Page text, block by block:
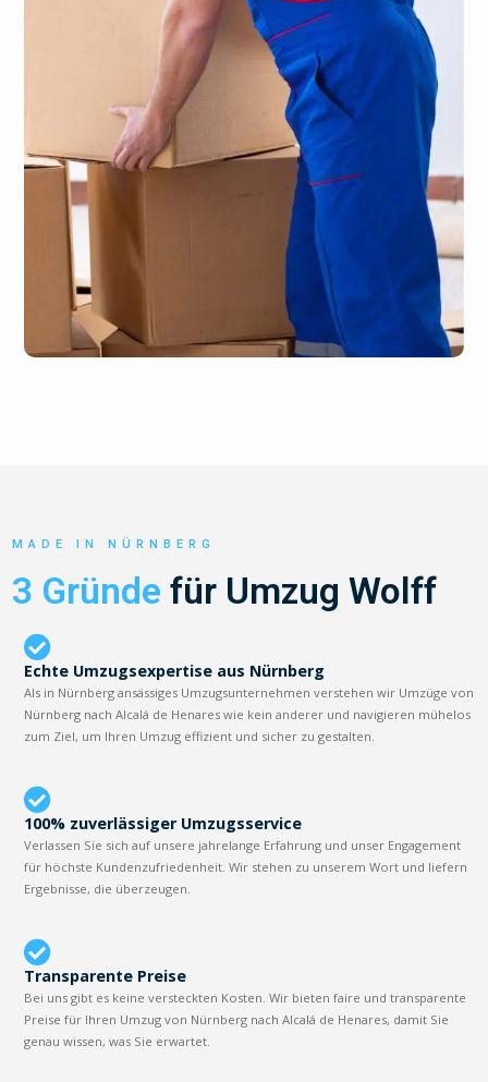
MADE IN NÜRNBERG
3 Gründe für Umzug Wolff
Echte Umzugsexpertise aus Nürnberg
Als in Nürnberg ansässiges Umzugsunternehmen verstehen wir Umzüge von
Nürnberg nach Alcalá de Henares wie kein anderer und navigieren mühelos
zum Ziel, um Ihren Umzug effizient und sicher zu gestalten.
100% zuverlässiger Umzugsservice
Verlassen Sie sich auf unsere jahrelange Erfahrung und unser Engagement
für höchste Kundenzufriedenheit. Wir stehen zu unserem Wort und liefern
Ergebnisse, die überzeugen.
Transparente Preise
Bei uns gibt es keine versteckten Kosten. Wir bieten faire und transparente
Preise für Ihren Umzug von Nürnberg nach Alcalá de Henares, damit Sie
genau wissen, was Sie erwartet.